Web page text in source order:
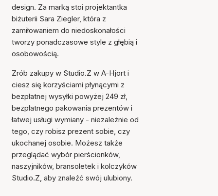
do koszyka
design. Za marką stoi projektantka
biżuterii Sara Ziegler, która z
zamiłowaniem do niedoskonałości
tworzy ponadczasowe style z głębią i
osobowością.
Zrób zakupy w Studio.Z w A-Hjort i
ciesz się korzyściami płynącymi z
bezpłatnej wysyłki powyżej 249 zł,
bezpłatnego pakowania prezentów i
łatwej usługi wymiany - niezależnie od
tego, czy robisz prezent sobie, czy
ukochanej osobie. Możesz także
przeglądać wybór pierścionków,
naszyjników, bransoletek i kolczyków
Studio.Z, aby znaleźć swój ulubiony.